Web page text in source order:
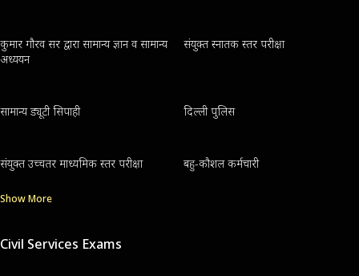
कुमार गौरव सर द्वारा सामान्य ज्ञान व सामान्य
अध्ययन
संयुक्त स्नातक स्तर परीक्षा
सामान्य ड्यूटी सिपाही दिल्ली पुलिस
संयुक्त उच्चतर माध्यमिक स्तर परीक्षा बहु-कौशल कर्मचारी
Show More
Civil Services Exams